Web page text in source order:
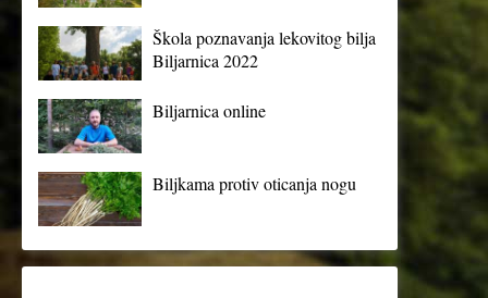
Škola poznavanja lekovitog bilja
Biljarnica 2022
Biljarnica online
Biljkama protiv oticanja nogu